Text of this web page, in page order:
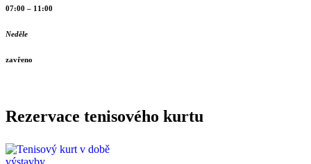
07:00 – 11:00
Neděle
zavřeno
Rezervace tenisového kurtu